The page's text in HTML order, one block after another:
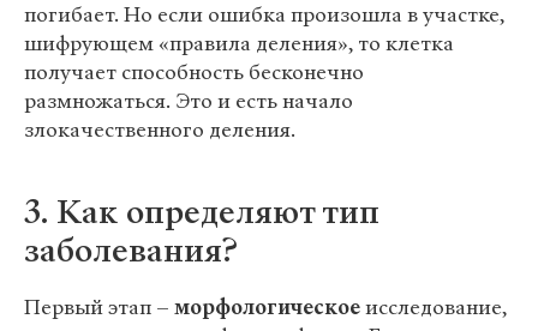
погибает. Но если ошибка произошла в участке,
шифрующем «правила деления», то клетка
получает способность бесконечно
размножаться. Это и есть начало
злокачественного деления.
3. Как определяют тип
заболевания?
Первый этап – морфологическоеисследование,